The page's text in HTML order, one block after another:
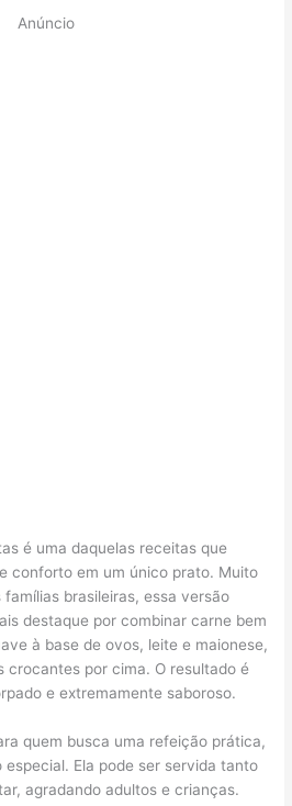
Anúncio
é uma daquelas receitas que
conforto em um único prato. Muito
brasileiras, essa versão
destaque por combinar carne bem
à base de ovos, leite e maionese,
crocantes por cima. O resultado é
e extremamente saboroso.
quem busca uma refeição prática,
Ela pode ser servida tanto
agradando adultos e crianças.